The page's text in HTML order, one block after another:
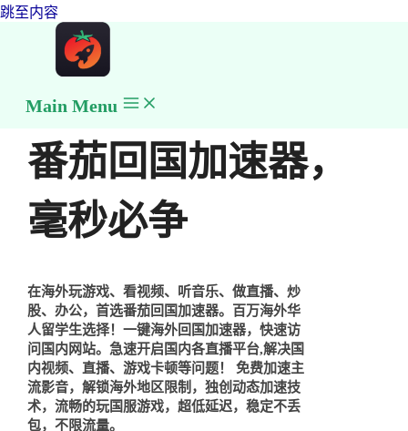
跳至内容
Main Menu
番茄回国加速器，
毫秒必争
在海外玩游戏、看视频、听音乐、做直播、炒
股、办公，首选番茄回国加速器。百万海外华
人留学生选择！一键海外回国加速器，快速访
问国内网站。急速开启国内各直播平台,解决国
内视频、直播、游戏卡顿等问题！ 免费加速主
流影音，解锁海外地区限制，独创动态加速技
术，流畅的玩国服游戏，超低延迟，稳定不丢
包，不限流量。